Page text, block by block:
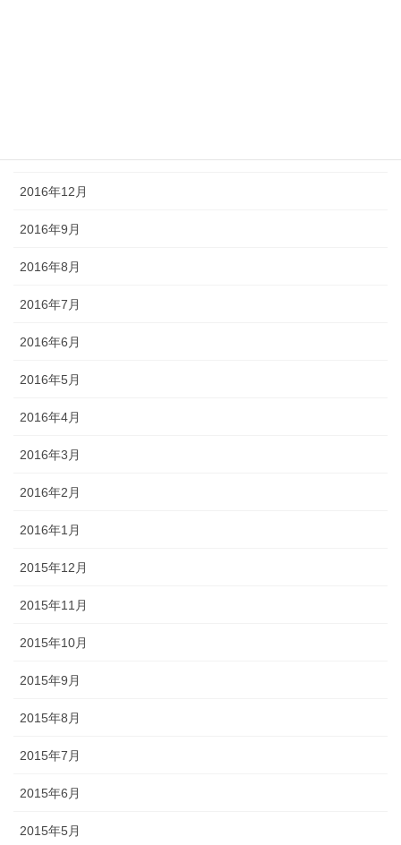
2016年12月
2016年9月
2016年8月
2016年7月
2016年6月
2016年5月
2016年4月
2016年3月
2016年2月
2016年1月
2015年12月
2015年11月
2015年10月
2015年9月
2015年8月
2015年7月
2015年6月
2015年5月